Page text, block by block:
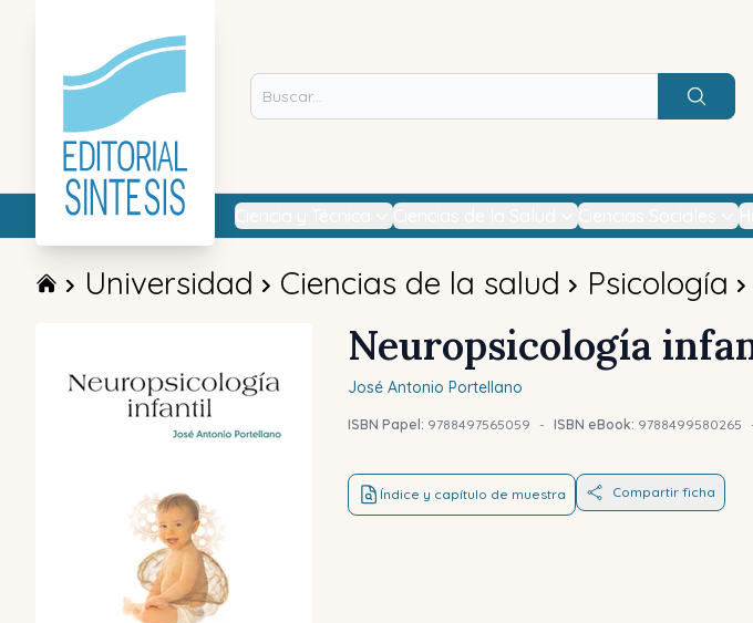
Buscar
Universidad Ciencias de la salud Psicología
Neuropsicología
José Antonio Portellano
ISBN Papel: 9788497565059 - ISBN eBook: 9788499580265
Índice y capítulo de muestra Compartir ficha